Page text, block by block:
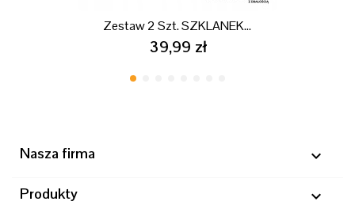
Zestaw 2 Szt. SZKLANEK...
39,99 zł
Nasza firma 
Produkty 